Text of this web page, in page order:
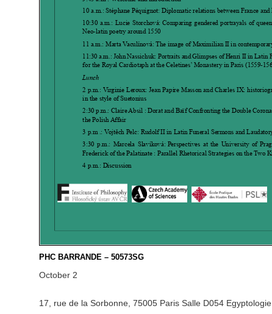
PHC BARRANDE – 50573SG
October 2
17, rue de la Sorbonne, 75005 Paris Salle D054 Egyptologie